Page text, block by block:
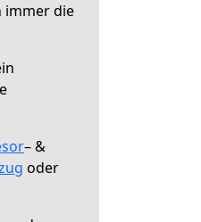
immer die
– &
oder